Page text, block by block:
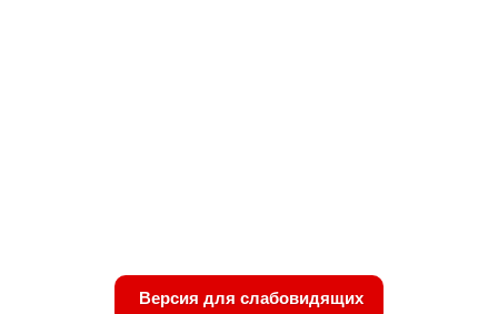
Версия для слабовидящих